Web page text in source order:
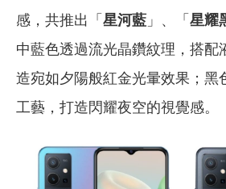
感，共推出「 星河藍 」、「 星耀
中藍色透過流光晶鑽紋理，搭配
造宛如夕陽般紅金光暈效果；黑
工藝，打造閃耀夜空的視覺感。